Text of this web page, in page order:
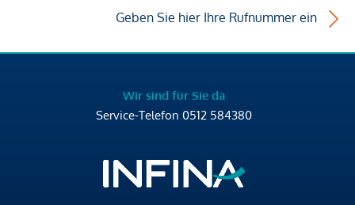
Geben Sie hier Ihre Rufnummer ein
Wir sind für Sie da
Service-Telefon 0512 584380